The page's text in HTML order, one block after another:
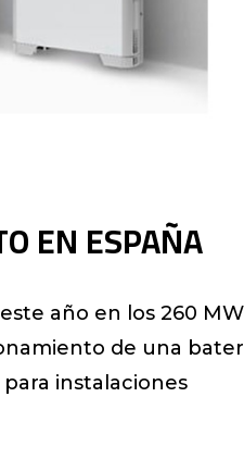
EN ESPAÑA
año en los 260
de una
instalaciones